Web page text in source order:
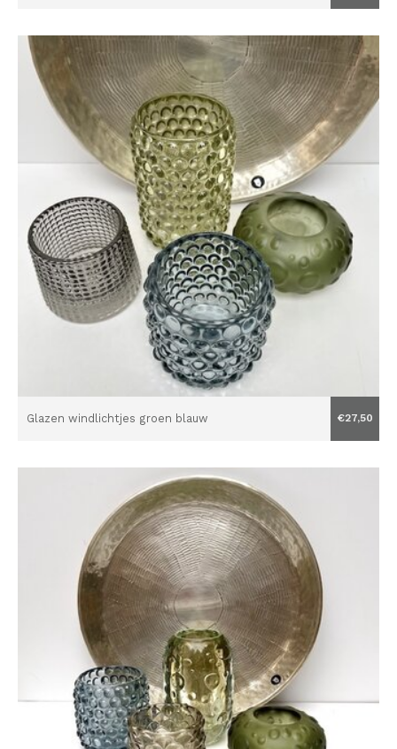
Glazen windlichtjes groen blauw €27,50